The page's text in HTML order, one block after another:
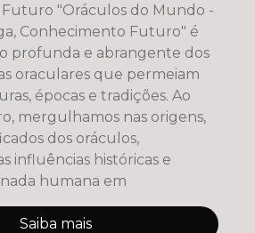
do Mundo -
Conhecimento Futuro" é
profunda e abrangente dos
oraculares que permeiam
épocas e tradições. Ao
mergulhamos nas origens,
dos oráculos,
influências históricas e
humana em
Saiba mais